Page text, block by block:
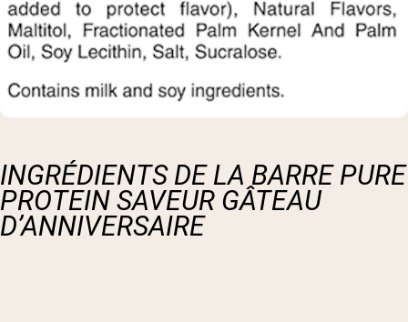
INGRÉDIENTS DE LA BARRE PURE
PROTEIN SAVEUR GÂTEAU
D’ANNIVERSAIRE